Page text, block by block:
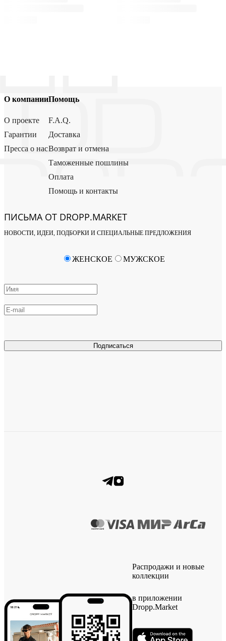
О компании
О проекте
Гарантии
Пресса о нас
Помощь
F.A.Q.
Доставка
Возврат и отмена
Таможенные пошлины
Оплата
Помощь и контакты
ПИСЬМА ОТ DROPP.MARKET
НОВОСТИ, ИДЕИ, ПОДБОРКИ И СПЕЦИАЛЬНЫЕ ПРЕДЛОЖЕНИЯ
Подписаться
ЖЕНСКОЕ МУЖСКОЕ
Распродажи и новые
коллекции
в приложении
Dropp.Market